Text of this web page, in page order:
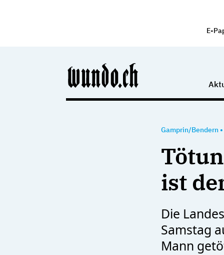
E-
Gamprin/Bendern •
ist
Die
Samstag
Mann